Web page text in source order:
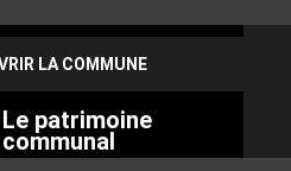
LA COMMUNE
Le patrimoine
communal